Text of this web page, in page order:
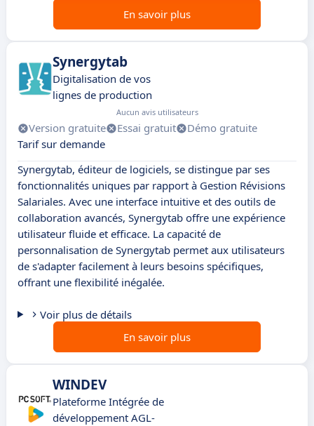
En savoir plus
Synergytab
Digitalisation de vos
lignes de production
Aucun avis utilisateurs
Version gratuite Essai gratuit
Démo gratuite
Tarif sur demande
Synergytab, éditeur de logiciels, se distingue par ses
fonctionnalités uniques par rapport à Gestion Révisions
Salariales. Avec une interface intuitive et des outils de
collaboration avancés, Synergytab offre une expérience
utilisateur fluide et efficace. La capacité de
personnalisation de Synergytab permet aux utilisateurs
de s'adapter facilement à leurs besoins spécifiques,
offrant une flexibilité inégalée.
Voir plus de détails
En savoir plus
WINDEV
Plateforme Intégrée de
développement AGL-